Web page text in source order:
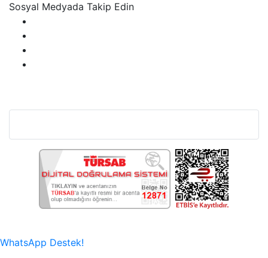
Sosyal Medyada Takip Edin
WhatsApp Destek!